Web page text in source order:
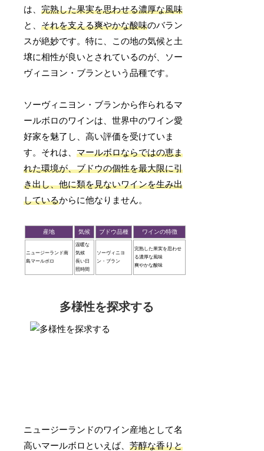
は、完熟した果実を思わせる濃厚な風味
と、それを支える爽やかな酸味のバラン
スが絶妙です。特に、この地の気候と土
壌に相性が良いとされているのが、ソー
ヴィニヨン・ブランという品種です。
ソーヴィニヨン・ブランから作られるマ
ールボロのワインは、世界中のワイン愛
好家を魅了し、高い評価を受けていま
す。それは、マールボロならではの恵ま
れた環境が、ブドウの個性を最大限に引
き出し、他に類を見ないワインを生み出
しているからに他なりません。
産地 気候 ブドウ品種 ワインの特徴
ニュージーランド南
島マールボロ
温暖な
気候
長い日
照時間
ソーヴィニヨ
ン・ブラン
完熟した果実を思わせ
る濃厚な風味
爽やかな酸味
多様性を探求する
ニュージーランドのワイン産地として名
高いマールボロといえば、芳醇な香りと